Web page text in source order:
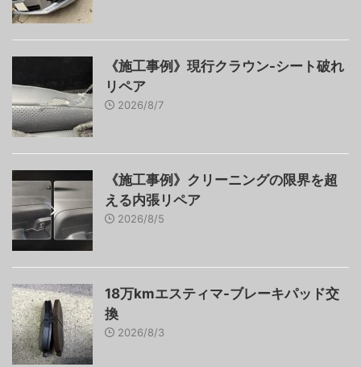
《施工事例》現行クラウン-シート破れ
リペア
2026/8/7
《施工事例》クリーニングの限界を超
える内張リペア
2026/8/5
18万kmエスティマ-ブレーキパッド交
換
2026/8/3